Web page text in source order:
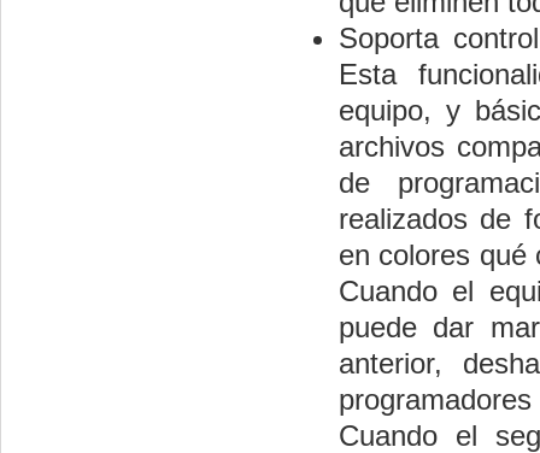
Soporta
Esta
equipo, y
archivos
de
realizados de
en colores qué
Cuando el
puede dar
anterior,
Cuando el